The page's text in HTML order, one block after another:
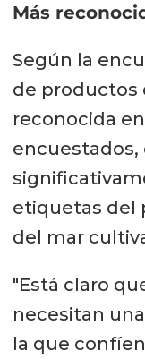
Más
Según la
de productos
reconocida
etiquetas del
del mar
"Está claro
necesitan
la que